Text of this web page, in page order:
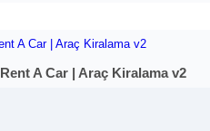
Rent A Car | Araç Kiralama v2